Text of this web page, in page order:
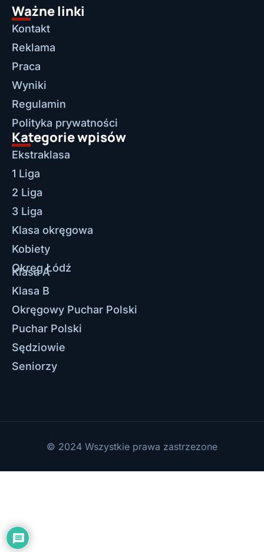
Ważne linki
Kontakt
Reklama
Praca
Wyniki
Regulamin
Polityka prywatności
Kategorie wpisów
Ekstraklasa
1 Liga
2 Liga
3 Liga
Klasa okręgowa
Kobiety
Okręg Łódź
Klasa A
Klasa B
Okręgowy Puchar Polski
Puchar Polski
Sędziowie
Seniorzy
© 2024 Wszystkie prawa zastrzezone